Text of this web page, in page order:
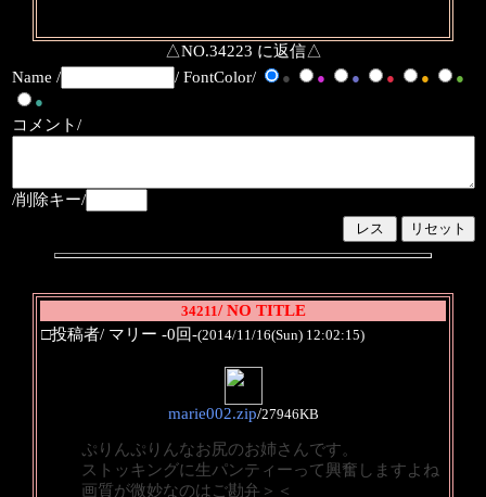
△NO.34223 に返信△
Name /
/ FontColor/ ● ● ● ● ●
●
●
コメント/
/削除キー/
34211/ NO TITLE
□投稿者/ マリー -0回-(2014/11/16(Sun) 12:02:15)
marie002.zip/27946KB
ぷりんぷりんなお尻のお姉さんです。
ストッキングに生パンティーって興奮しますよね
画質が微妙なのはご勘弁＞＜